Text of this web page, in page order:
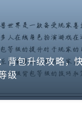
背包升级攻略，
级